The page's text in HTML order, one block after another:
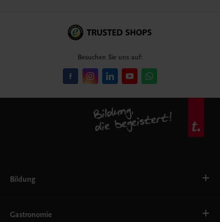
Besuchen Sie uns auf:
Bildung
AHS
Gastronomie